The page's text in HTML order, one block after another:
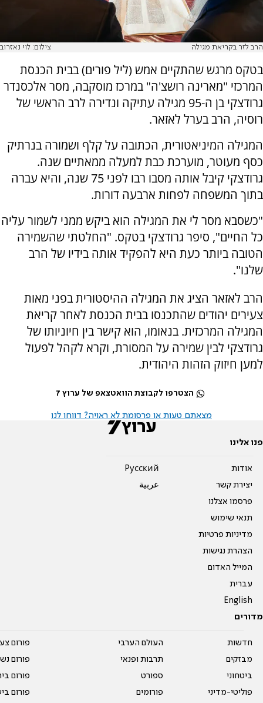
הרב לזר בקריאת מגילה צילום: לוי נאזרוב
בטקס מרגש שהתקיים אמש (ליל פורים) בבית הכנסת
המרכזי "מארינה רושצ'ה" במרכז מוסקבה, מסר אלכסנדר
גרודצקי בן ה-95 מגילה עתיקה ונדירה לרב הראשי של
רוסיה, הרב בערל לאזאר.
המגילה המיניאטורית, הכתובה על קלף ושמורה בנרתיק
כסף מעוטר, מוערכת כבת למעלה ממאתיים שנה.
גרודצקי קיבל אותה מסבו רבו לפני 75 שנה, והיא עברה
בתוך המשפחה לפחות ארבעה דורות.
"כשסבא מסר לי את המגילה הוא ביקש ממני לשמור עליה
כל החיים", סיפר גרודצקי בטקס. "החלטתי שהשמירה
הטובה ביותר כעת היא להפקיד אותה בידיו של הרב
שלנו".
הרב לאזאר הציג את המגילה ההיסטורית בפני מאות
צעירים יהודים שהתכנסו בבית הכנסת לאחר קריאת
המגילה המרכזית. בנאומו, הוא קישר בין חיוניותו של
גרודצקי לבין שמירה על המסורת, וקרא לקהל לפעול
למען חיזוק הזהות היהודית.
הצטרפו לקבוצת הוואטצאפ של ערוץ 7
מצאתם טעות או פרסומת לא ראויה? דווחו לנו
פנו אלינו
אודות
יצירת קשר
פרסמו אצלנו
תנאי שימוש
מדיניות פרטיות
הצהרת נגישות
המייל האדום
עברית
English
Pусский
عربية
מדורים
חדשות
מבזקים
ביטחוני
פוליטי-מדיני
העולם הערבי
תרבות ופנאי
ספורט
פורומים
פורום
פורום
פורום
פורום